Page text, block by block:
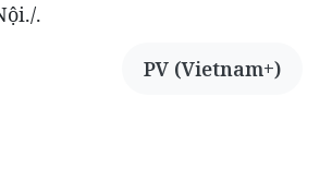
.
PV (Vietnam+)